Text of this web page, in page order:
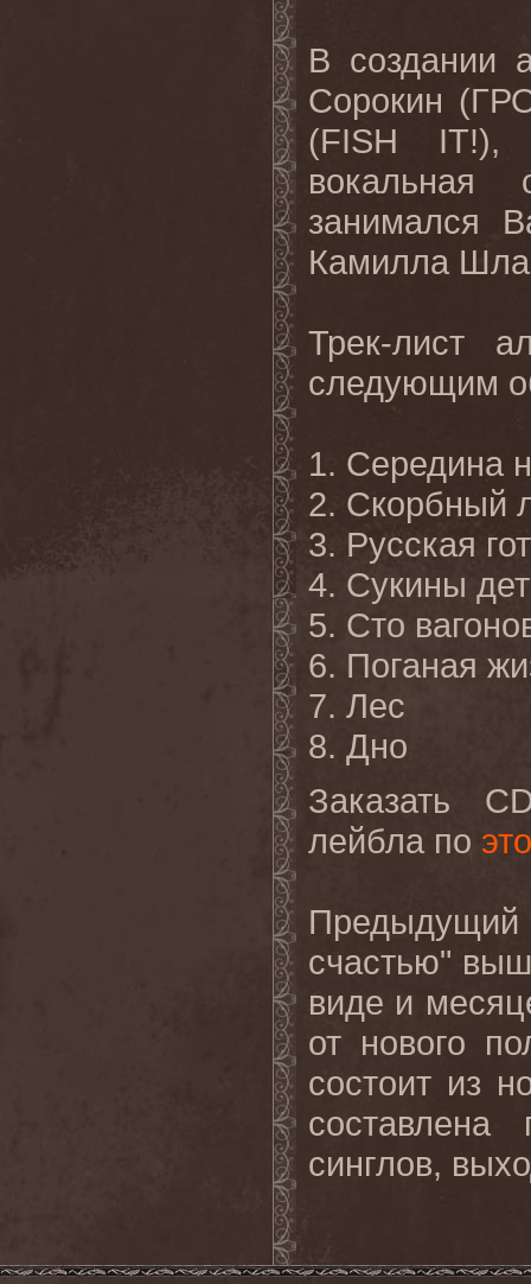
В создании
Сорокин (
(FISH IT!),
вокальная
занимался
Камилла
Трек-лист
следующим
1. Середина
2. Скорбный
3. Русская
4. Сукины
5. Сто
6. Поганая
7. Лес
8. Дно
Заказать
лейбла по
счастью"
виде и
от нового
состоит из
синглов,